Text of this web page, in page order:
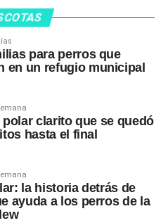
para perros que
en un refugio municipal
polar clarito que se quedó
hasta el final
la historia detrás de
ayuda a los perros de la